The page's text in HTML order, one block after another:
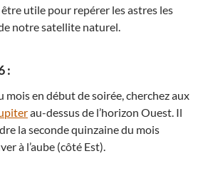
utile pour repérer les astres les
notre satellite naturel.
:
mois en début de soirée, cherchez aux
au-dessus de l’horizon Ouest. Il
la seconde quinzaine du mois
à l’aube (côté Est).